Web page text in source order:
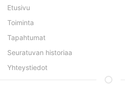
Etusivu
Toiminta
Tapahtumat
Seuratuvan historiaa
Yhteystiedot